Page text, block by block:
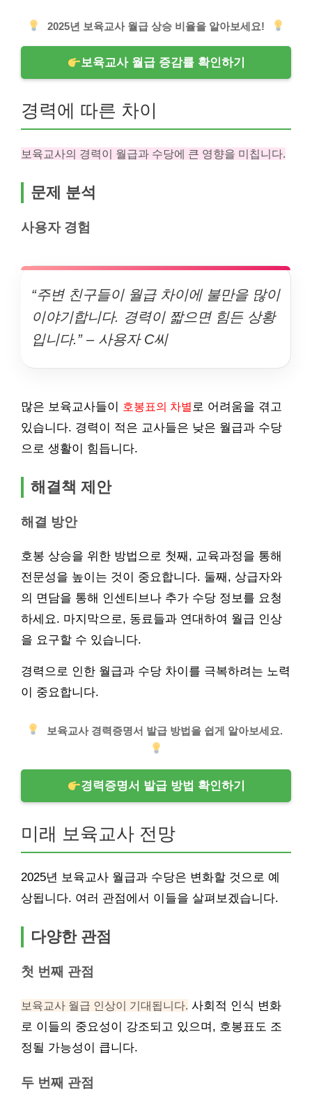
2025년 보육교사 월급 상승 비율을 알아보세요!
보육교사 월급 증감률 확인하기
경력에 따른 차이
보육교사의 경력이 월급과 수당에 큰 영향을 미칩니다.
문제 분석
사용자 경험
“주변 친구들이 월급 차이에 불만을 많이
이야기합니다. 경력이 짧으면 힘든 상황
입니다.” – 사용자 C씨
많은 보육교사들이 호봉표의 차별로 어려움을 겪고
있습니다. 경력이 적은 교사들은 낮은 월급과 수당
으로 생활이 힘듭니다.
해결책 제안
해결 방안
호봉 상승을 위한 방법으로 첫째, 교육과정을 통해
전문성을 높이는 것이 중요합니다. 둘째, 상급자와
의 면담을 통해 인센티브나 추가 수당 정보를 요청
하세요. 마지막으로, 동료들과 연대하여 월급 인상
을 요구할 수 있습니다.
경력으로 인한 월급과 수당 차이를 극복하려는 노력
이 중요합니다.
보육교사 경력증명서 발급 방법을 쉽게 알아보세요.
경력증명서 발급 방법 확인하기
미래 보육교사 전망
2025년 보육교사 월급과 수당은 변화할 것으로 예
상됩니다. 여러 관점에서 이들을 살펴보겠습니다.
다양한 관점
첫 번째 관점
보육교사 월급 인상이 기대됩니다. 사회적 인식 변화
로 이들의 중요성이 강조되고 있으며, 호봉표도 조
정될 가능성이 큽니다.
두 번째 관점